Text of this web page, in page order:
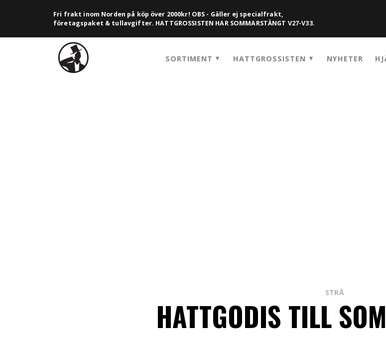
Fri frakt inom Norden på köp över 2000kr! OBS - Gäller ej specialfrakt,
företagspaket & tullavgifter. HATTGROSSISTEN HAR SOMMARSTÄNGT V27-V33.
SORTIMENT HATTGROSSISTEN NYHETER
STRÅ
HATTGODIS TILL